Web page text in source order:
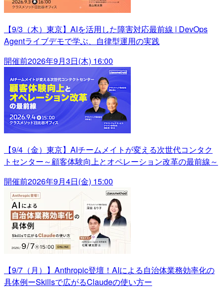
【9/3（木）東京】AIを活用した障害対応最前線 | DevOps
Agentライブデモで学ぶ、自律型運用の実践
開催前2026年9月3日(木) 16:00
【9/4（金）東京】AIチームメイトが変える次世代コンタク
トセンター～顧客体験向上とオペレーション改革の最前線～
開催前2026年9月4日(金) 15:00
【9/7（月）】Anthropic登壇！AIによる自治体業務効率化の
具体例ーSkillsで広がるClaudeの使い方ー